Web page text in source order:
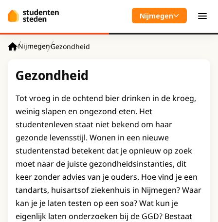
Nijmegen
NijmegenGezondheid
Gezondheid
Tot vroeg in de ochtend bier drinken in de kroeg,
weinig slapen en ongezond eten. Het
studentenleven staat niet bekend om haar
gezonde levensstijl. Wonen in een nieuwe
studentenstad betekent dat je opnieuw op zoek
moet naar de juiste gezondheidsinstanties, dit
keer zonder advies van je ouders. Hoe vind je een
tandarts, huisartsof ziekenhuis in Nijmegen? Waar
kan je je laten testen op een soa? Wat kun je
eigenlijk laten onderzoeken bij de GGD? Bestaat